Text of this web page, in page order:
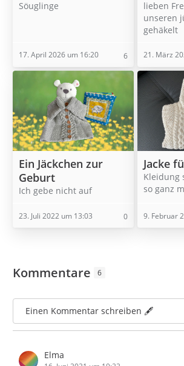
Söuglinge
17. April 2026 um 16:20 6
lieben
unseren
gehäkelt
21. März
Ein Jäckchen zur
Geburt
Ich gebe nicht auf
23. Juli 2022 um 13:03 0
Jacke
Kleidung
so ganz
9. Februar
Kommentare 6
Einen Kommentar schreiben 🖋️
Elma